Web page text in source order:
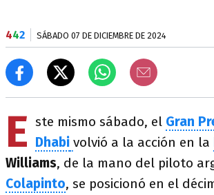
442 SÁBADO 07 DE DICIEMBRE DE 2024
E ste mismo sábado, el Gran
Dhabi volvió a la acción en la
Williams, de la mano del piloto
Colapinto, se posicionó en el